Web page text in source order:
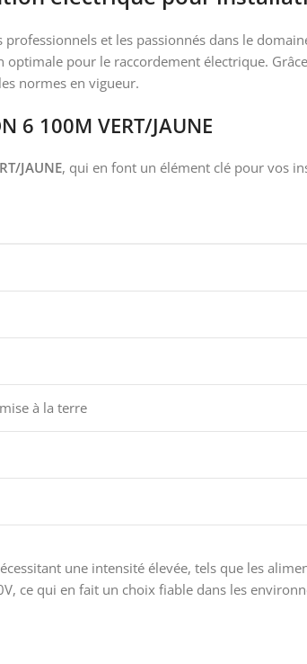
et les passionnés dans le
pour le raccordement électrique.
normes en vigueur.
6 100M VERT/JAUNE
JAUNE, qui en font un élément clé pour vos
à la terre
une intensité élevée, tels que les
ce qui en fait un choix fiable dans les